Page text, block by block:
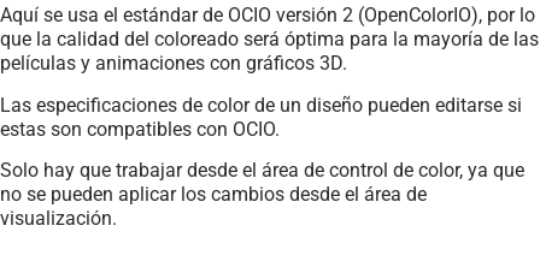
Aquí se usa el estándar de OCIO versión 2 (OpenColorIO), por lo
que la calidad del coloreado será óptima para la mayoría de las
películas y animaciones con gráficos 3D.
Las especificaciones de color de un diseño pueden editarse si
estas son compatibles con OCIO.
Solo hay que trabajar desde el área de control de color, ya que
no se pueden aplicar los cambios desde el área de
visualización.